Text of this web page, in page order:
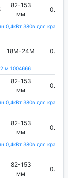
82-153
мм
0.4
0,4кВт 380в для кран-
18М-24М 0.4
м 1004666
82-153
мм
0.4
0,4кВт 380в для кран-
82-153
мм
0.4
0,4кВт 380в для кран-
82-153
мм
0.4